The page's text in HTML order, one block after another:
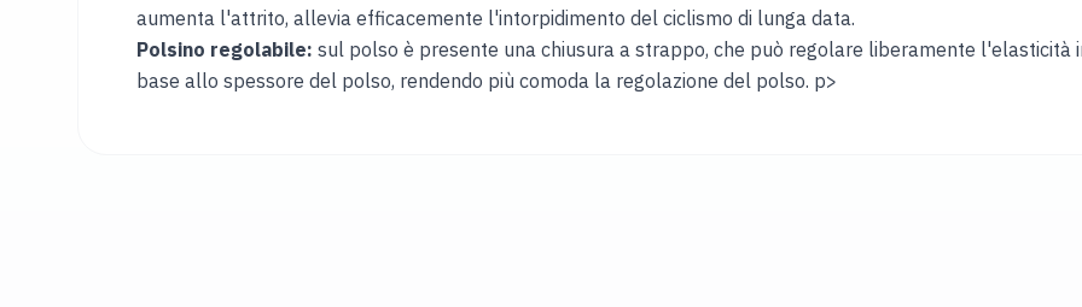
aumenta l'attrito, allevia efficacemente l'intorpidimento del ciclismo di lunga data.
Polsino regolabile: sul polso è presente una chiusura a strappo, che può regolare liberamente l'elasticità
base allo spessore del polso, rendendo più comoda la regolazione del polso. p>